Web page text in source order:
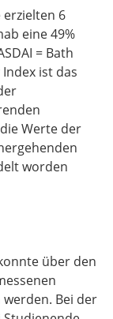
erzielten 6
eine 49%
= Bath
ist das
Werte der
worden
über den
Bei der